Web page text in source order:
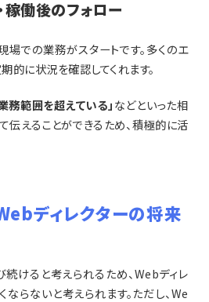
稼働後のフォロー
場での業務がスタートです。多くのエ
的に状況を確認してくれます。
務範囲を超えている」などといった相
伝えることができるため、積極的に活
ディレクターの将来
けると考えられるため、Webディレ
らないと考えられます。ただし、We